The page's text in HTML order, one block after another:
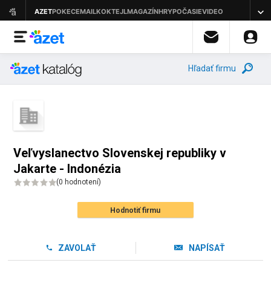
Hľadať firmu
Veľvyslanectvo Slovenskej republiky v
Jakarte - Indonézia
(0 hodnotení)
Hodnotiť firmu
ZAVOLAŤ NAPÍSAŤ